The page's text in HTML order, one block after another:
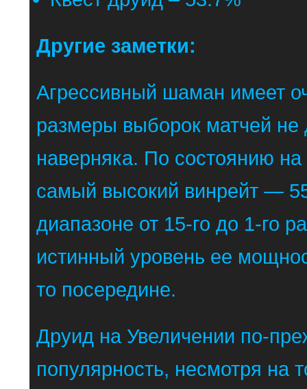
Другие заметки:
Агрессивный шаман имеет
размеры выборок матчей не
наверняка. По состоянию
самый высокий винрейт —
диапазоне от 15-го до 1-го
истинный уровень ее
то посередине.
Друид на Увеличении по-
популярность, несмотря на